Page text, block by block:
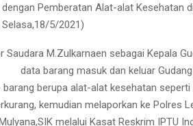
Pemberatan Alat-alat Kesehatan di
5/2021)
Saudara M.Zulkarnaen sebagai Kepala
data barang masuk dan keluar
berupa alat-alat kesehatan seperti
kemudian melaporkan ke Polres
melalui Kasat Reskrim IPTU